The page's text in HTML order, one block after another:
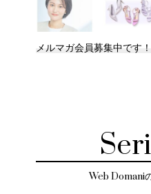
メルマガ会員募集中です！
Web Domani